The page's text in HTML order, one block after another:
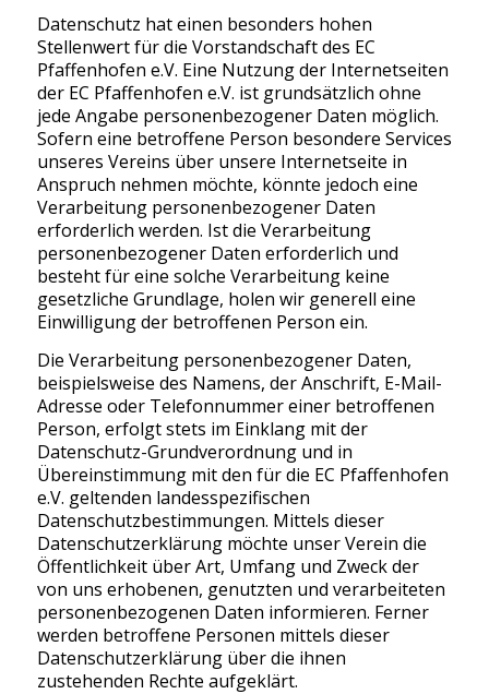
Datenschutz hat einen besonders hohen
Stellenwert für die Vorstandschaft des EC
Pfaffenhofen e.V. Eine Nutzung der Internetseiten
der EC Pfaffenhofen e.V. ist grundsätzlich ohne
jede Angabe personenbezogener Daten möglich.
Sofern eine betroffene Person besondere Services
unseres Vereins über unsere Internetseite in
Anspruch nehmen möchte, könnte jedoch eine
Verarbeitung personenbezogener Daten
erforderlich werden. Ist die Verarbeitung
personenbezogener Daten erforderlich und
besteht für eine solche Verarbeitung keine
gesetzliche Grundlage, holen wir generell eine
Einwilligung der betroffenen Person ein.
Die Verarbeitung personenbezogener Daten,
beispielsweise des Namens, der Anschrift, E-Mail-
Adresse oder Telefonnummer einer betroffenen
Person, erfolgt stets im Einklang mit der
Datenschutz-Grundverordnung und in
Übereinstimmung mit den für die EC Pfaffenhofen
e.V. geltenden landesspezifischen
Datenschutzbestimmungen. Mittels dieser
Datenschutzerklärung möchte unser Verein die
Öffentlichkeit über Art, Umfang und Zweck der
von uns erhobenen, genutzten und verarbeiteten
personenbezogenen Daten informieren. Ferner
werden betroffene Personen mittels dieser
Datenschutzerklärung über die ihnen
zustehenden Rechte aufgeklärt.